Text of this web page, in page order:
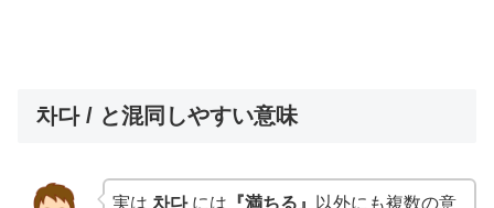
차다 / と混同しやすい意味
実は 차다には 『満ちる』
以外にも複数の意